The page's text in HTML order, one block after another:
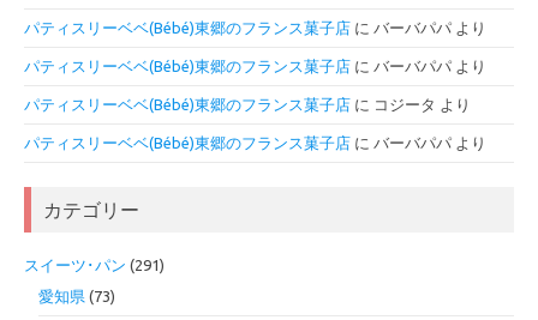
パティスリーベベ(Bébé)東郷のフランス菓子店 に バーバパパ より
パティスリーベベ(Bébé)東郷のフランス菓子店 に バーバパパ より
パティスリーベベ(Bébé)東郷のフランス菓子店 に コジータ より
パティスリーベベ(Bébé)東郷のフランス菓子店 に バーバパパ より
カテゴリー
スイーツ･パン (291)
愛知県 (73)